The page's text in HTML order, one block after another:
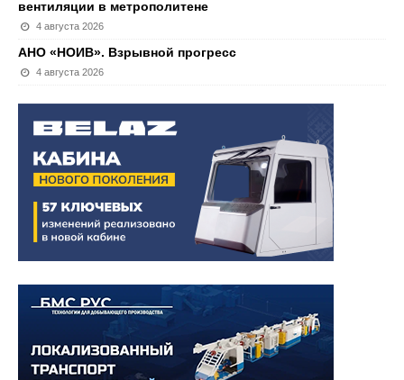
вентиляции в метрополитене
4 августа 2026
АНО «НОИВ». Взрывной прогресс
4 августа 2026